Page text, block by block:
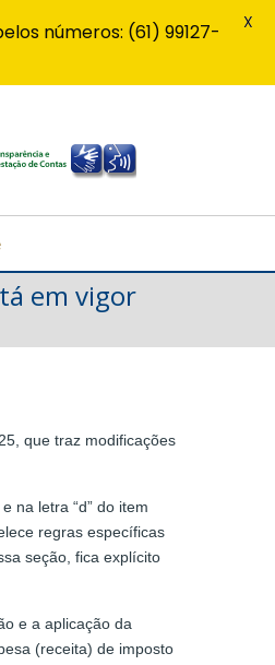
em vigor
que traz modificações
na letra “d” do item
regras específicas
seção, fica explícito
e a aplicação da
(receita) de imposto
números: (61) 99127-
X